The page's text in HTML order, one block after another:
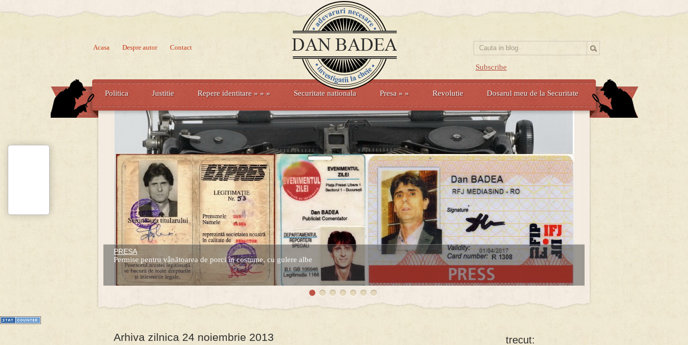
Subscribe
Acasa Despre autor Contact
Politica Justitie Repere identitare » » » Securitate nationala Presa » » Revolutie Dosarul meu de la Securitate
PRESA
Permise pentru vânătoarea de porci în costume, cu gulere albe
Prima mea carte publicata (Nemira)
Averea Presedintelui: prima lucrare despre controversatele conturi secrete ale Securitatii.
trecut:
Arhiva zilnica 24 noiembrie 2013